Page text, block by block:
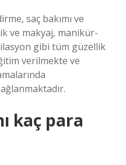
saç bakımı ve
ve makyaj, manikür-
gibi tüm güzellik
verilmekte ve
kaç para